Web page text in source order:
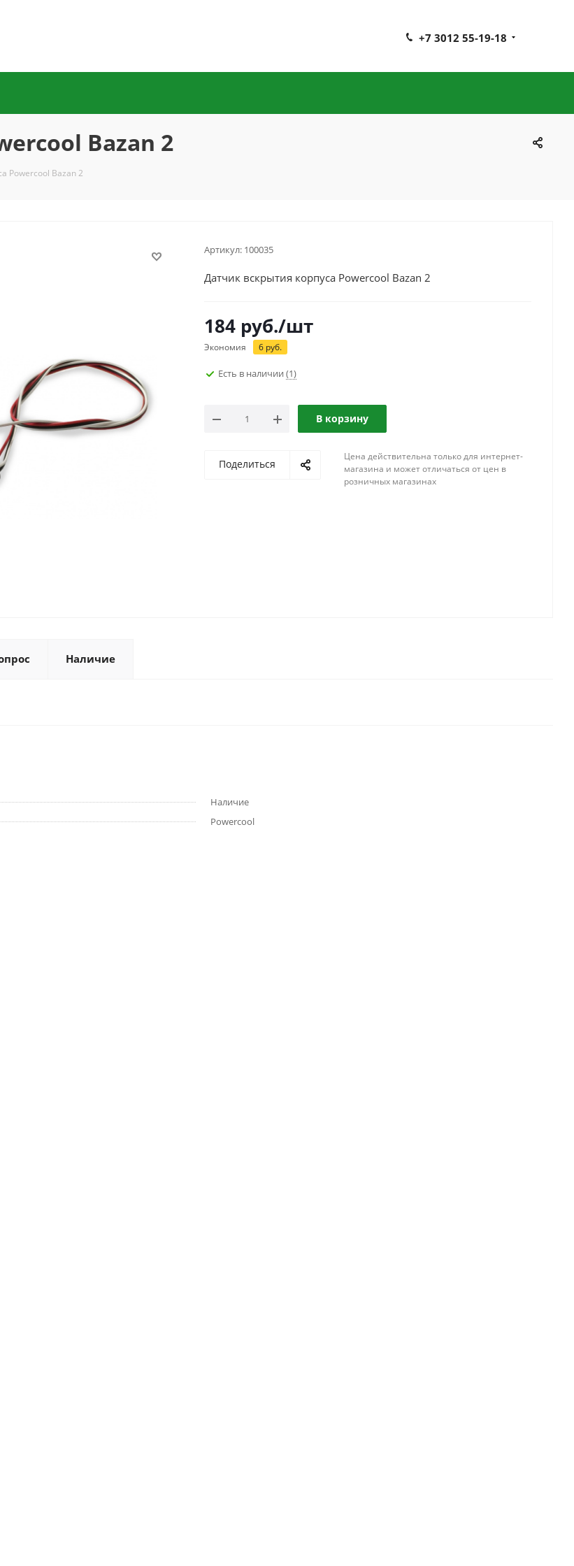
+7 3012 55-19-18
Bazan 2
Powercool Bazan 2
Артикул: 100035
Датчик вскрытия корпуса Powercool Bazan 2
184 руб./шт
Экономия 6 руб.
Есть в наличии (1)
В корзину
Поделиться
Цена действительна только для интернет-
магазина и может отличаться от цен в
розничных магазинах
Наличие
Наличие
Powercool